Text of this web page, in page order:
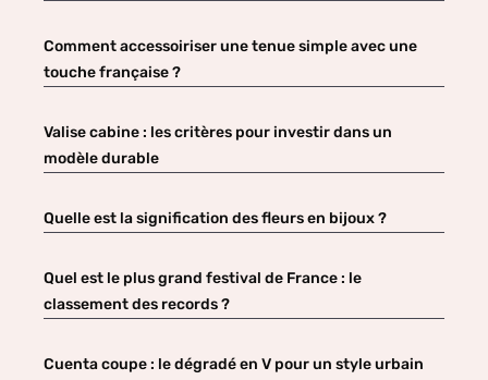
Comment accessoiriser une tenue simple avec une
touche française ?
Valise cabine : les critères pour investir dans un
modèle durable
Quelle est la signification des fleurs en bijoux ?
Quel est le plus grand festival de France : le
classement des records ?
Cuenta coupe : le dégradé en V pour un style urbain